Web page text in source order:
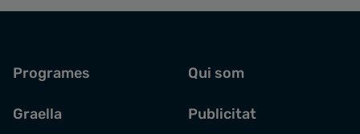
Programes
Graella
Qui som
Publicitat